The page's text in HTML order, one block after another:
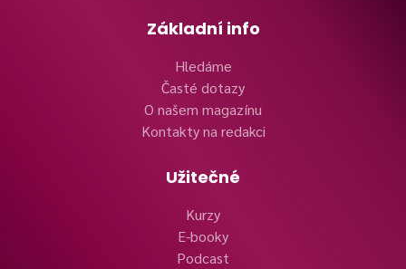
Základní info
Hledáme
Časté dotazy
O našem magazínu
Kontakty na redakci
Užitečné
Kurzy
E-booky
Podcast